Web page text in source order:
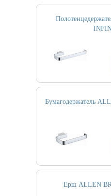
Бумагодержатель
Ерш ALLEN